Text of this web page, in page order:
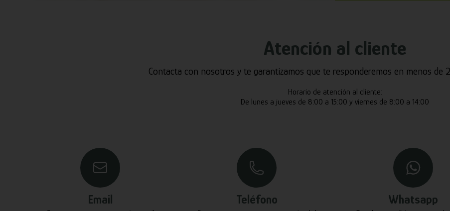
Atención al cliente
Contacta con nosotros y te garantizamos que te responderemos en menos de
Horario de atención al cliente:
De lunes a jueves de 8:00 a 15:00 y viernes de 8:00 a 14:00
Email Teléfono Whatsapp